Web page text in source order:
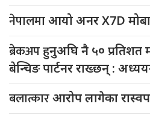
नेपालमाआयो अनर X7D
ब्रेकअपहुनुअघि नै ५० प्रतिशत
बेन्चिङ पार्टनर राख्छन् :
बलात्कारआरोप लागेका